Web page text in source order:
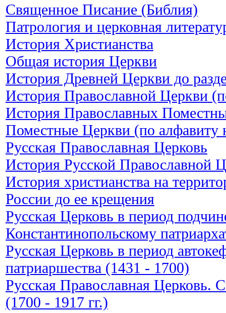
Священное Писание (Библия)
Патрология и церковная
История Христианства
Общая история Церкви
История Древней Церкви до
История Православной Церкви
История Православных
Поместные Церкви (по алфавиту
Русская Православная Церковь
История Русской Православной
История христианства на
России до ее крещения
Русская Церковь в период
Константинопольскому
Русская Церковь в период
патриаршества (1431 - 1700)
Русская Православная Церковь.
(1700 - 1917 гг.)